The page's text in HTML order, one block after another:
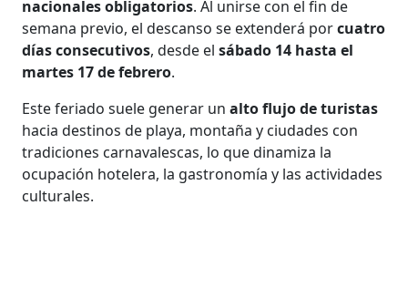
nacionales obligatorios. Al unirse con el fin de
semana previo, el descanso se extenderá porcuatro
días consecutivos, desde elsábado 14 hasta el
martes 17 de febrero.
Este feriado suele generar unalto flujo de turistas
hacia destinos de playa, montaña y ciudades con
tradiciones carnavalescas, lo que dinamiza la
ocupación hotelera, la gastronomía y las actividades
culturales.